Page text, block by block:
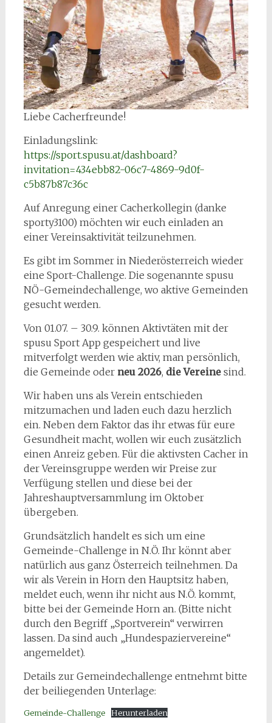
Liebe Cacherfreunde!
Einladungslink:
https://sport.spusu.at/dashboard?
invitation=434ebb82-06c7-4869-9d0f-
c5b87b87c36c
Auf Anregung einer Cacherkollegin (danke
sporty3100) möchten wir euch einladen an
einer Vereinsaktivität teilzunehmen.
Es gibt im Sommer in Niederösterreich wieder
eine Sport-Challenge. Die sogenannte spusu
NÖ-Gemeindechallenge, wo aktive Gemeinden
gesucht werden.
Von 01.07. – 30.9. können Aktivtäten mit der
spusu Sport App gespeichert und live
mitverfolgt werden wie aktiv, man persönlich,
die Gemeinde oder neu 2026, die Vereinesind.
Wir haben uns als Verein entschieden
mitzumachen und laden euch dazu herzlich
ein. Neben dem Faktor das ihr etwas für eure
Gesundheit macht, wollen wir euch zusätzlich
einen Anreiz geben. Für die aktivsten Cacher in
der Vereinsgruppe werden wir Preise zur
Verfügung stellen und diese bei der
Jahreshauptversammlung im Oktober
übergeben.
Grundsätzlich handelt es sich um eine
Gemeinde-Challenge in N.Ö. Ihr könnt aber
natürlich aus ganz Österreich teilnehmen. Da
wir als Verein in Horn den Hauptsitz haben,
meldet euch, wenn ihr nicht aus N.Ö. kommt,
bitte bei der Gemeinde Horn an. (Bitte nicht
durch den Begriff „Sportverein“ verwirren
lassen. Da sind auch „Hundespaziervereine“
angemeldet).
Details zur Gemeindechallenge entnehmt bitte
der beiliegenden Unterlage:
Gemeinde-Challenge Herunterladen